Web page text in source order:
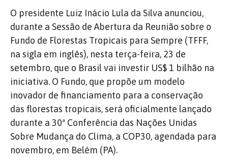
O presidente Luiz Inácio Lula da Silva anunciou,
durante a Sessão de Abertura da Reunião sobre o
Fundo de Florestas Tropicais para Sempre (TFFF,
na sigla em inglês), nesta terça-feira, 23 de
setembro, que o Brasil vai investir US$ 1 bilhão na
iniciativa. O Fundo, que propõe um modelo
inovador de financiamento para a conservação
das florestas tropicais, será oficialmente lançado
durante a 30ª Conferência das Nações Unidas
Sobre Mudança do Clima, a COP30, agendada para
novembro, em Belém (PA).